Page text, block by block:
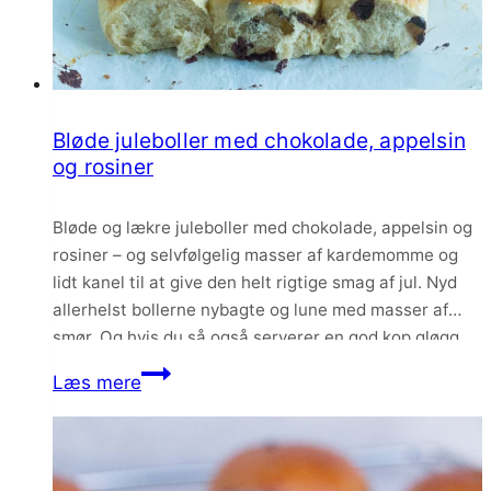
Bløde juleboller med chokolade, appelsin
og rosiner
Bløde og lækre juleboller med chokolade, appelsin og
rosiner – og selvfølgelig masser af kardemomme og
lidt kanel til at give den helt rigtige smag af jul. Nyd
allerhelst bollerne nybagte og lune med masser af
smør. Og hvis du så også serverer en god kop gløgg
ved siden af, så er der altså dømt…
Læs mereBløde
chokolade,